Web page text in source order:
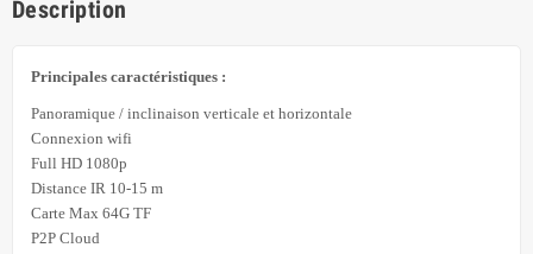
Description
Principales caractéristiques :
Panoramique / inclinaison verticale et horizontale
Connexion wifi
Full HD 1080p
Distance IR 10-15 m
Carte Max 64G TF
P2P Cloud